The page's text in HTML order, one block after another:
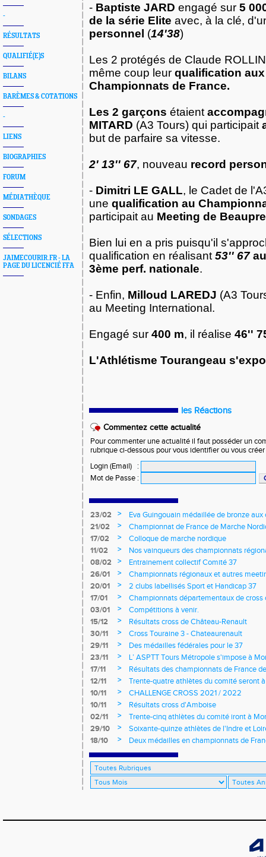
-
RÉSULTATS
QUALIFIÉ(E)S
BILANS
BARÈMES & COTATIONS
-
LIENS
BIOGRAPHIES
FORUM
MÉDIATHÈQUE
SONDAGES
SÉLECTIONS
JAIMECOURIR.FR - LA
PAGE DU LICENCIÉ FFA
- Baptiste JARD engagé sur 5
de la série Elite avec, à la clé,
personnel (14'38)
Les 2 protégés de Claude
même coup leur qualification
Championnats de France.
Les 2 garçons étaient
MITARD (A3 Tours) qui participait
but de parfaire sa vitesse.
2' 13'' 67, nouveau record
- Dimitri LE GALL, le Cadet de
une qualification au
participait au Meeting de
Bien lui en a pris puisqu'il
qualification en réalisant 53'' 67au
3ème perf. nationale.
- Enfin, Milloud LAREDJ (A3
au Meeting International.
Engagé sur 400 m, il réalise 46''
L'Athlétisme Tourangeau
les Réactions
Commentez cette actualité
Pour commenter une actualité il faut posséder un
rubrique ci-dessous pour vous identifier ou vous
Login (Email)
:
Mot de Passe :
23/02 >
Eva Guingouain médaillée de bronze
jeunes
21/02 >
Championnat de France de Marche
17/02
>
Colloque de marche nordique
11/02
>
Nos vainqueurs des championnats
08/02
>
Entrainement collectif Comité 37
26/01
>
Championnats régionaux et autres
20/01
>
2 clubs labellisés Sport et Handicap 37
17/01
>
Championnats départementaux de cross
longs et meetings en salle
03/01 >
Compétitions à venir.
15/12
>
Résultats cross de Château-Renault
30/11
>
Cross Touraine 3 - Chateaurenault
29/11
>
Des médailles fédérales pour le 37
23/11
>
L’ ASPTT Tours Métropole s'impose à
17/11
>
Résultats des championnats de France
12/11
>
Trente-quatre athlètes du comité seront
10/11
>
CHALLENGE CROSS 2021 / 2022
10/11
>
Résultats cross d'Amboise
02/11
>
Trente-cinq athlètes du comité iront à
29/10
>
Soixante-quinze athlètes de l'Indre et
régionaux de cross-country 2021
18/10 > Deux médailles en championnats de